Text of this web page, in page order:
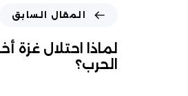
المقال السابق
لماذا احتلال غزة
الحرب؟